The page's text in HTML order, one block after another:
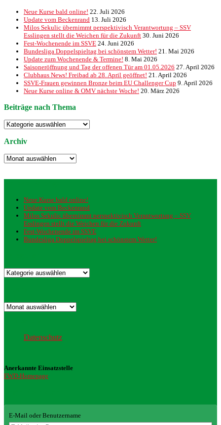
Neue Kurse bald online! 22. Juli 2026
Update vom Beckenrand 13. Juli 2026
Milos Sekulic übernimmt perspektivisch Verantwortung – SSV
Esslingen stellt die Weichen für die Zukunft 30. Juni 2026
Fest-Wochenende im SSVE 24. Juni 2026
Bundesliga Doppelspieltag bei schönstem Wetter! 21. Mai 2026
Update zum Wochenende & Termine! 8. Mai 2026
Saisoneröffnung und Tag der offenen Tür am 01.05.2026 27. April 2026
Clubhaus News! Freibad ab 28. April geöffnet! 21. April 2026
SSVE-Frauen gewinnen Bronze beim EU Challenger Cup 9. April 2026
Neue Kurse online & OMV nächste Woche! 20. März 2026
Beiträge nach Thema
Beiträge
nach
Thema
Archiv
Archiv
Neue Kurse bald online!
Update vom Beckenrand
Milos Sekulic übernimmt perspektivisch Verantwortung – SSV
Esslingen stellt die Weichen für die Zukunft
Fest-Wochenende im SSVE
Bundesliga Doppelspieltag bei schönstem Wetter!
Kategorien
Archiv
Datenschutz
Anerkannte Einsatzstelle
FWD-Homepage
E-Mail oder Benutzername